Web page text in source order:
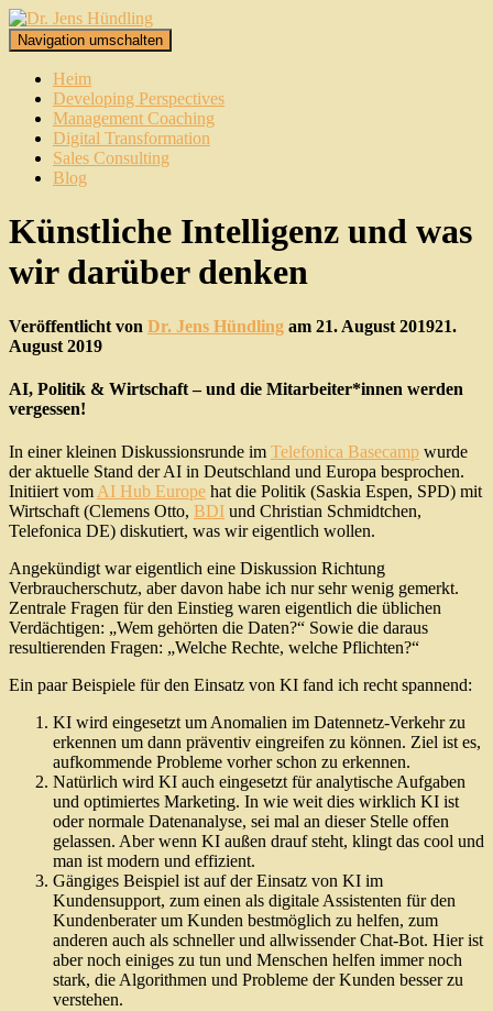
Navigation umschalten
Heim
Developing Perspectives
Management Coaching
Digital Transformation
Sales Consulting
Blog
Künstliche Intelligenz und was
wir darüber denken
Veröffentlicht von Dr. Jens Hündling am 21. August 201921.
August 2019
AI, Politik & Wirtschaft – und die Mitarbeiter*innen werden
vergessen!
In einer kleinen Diskussionsrunde im Telefonica Basecamp wurde
der aktuelle Stand der AI in Deutschland und Europa besprochen.
Initiiert vomAI Hub Europe hat die Politik (Saskia Espen, SPD) mit
Wirtschaft (Clemens Otto, BDI und Christian Schmidtchen,
Telefonica DE) diskutiert, was wir eigentlich wollen.
Angekündigt war eigentlich eine Diskussion Richtung
Verbraucherschutz, aber davon habe ich nur sehr wenig gemerkt.
Zentrale Fragen für den Einstieg waren eigentlich die üblichen
Verdächtigen: „Wem gehörten die Daten?“ Sowie die daraus
resultierenden Fragen: „Welche Rechte, welche Pflichten?“
Ein paar Beispiele für den Einsatz von KI fand ich recht spannend:
KI wird eingesetzt um Anomalien im Datennetz-Verkehr zu
erkennen um dann präventiv eingreifen zu können. Ziel ist es,
aufkommende Probleme vorher schon zu erkennen.
Natürlich wird KI auch eingesetzt für analytische Aufgaben
und optimiertes Marketing. In wie weit dies wirklich KI ist
oder normale Datenanalyse, sei mal an dieser Stelle offen
gelassen. Aber wenn KI außen drauf steht, klingt das cool und
man ist modern und effizient.
Gängiges Beispiel ist auf der Einsatz von KI im
Kundensupport, zum einen als digitale Assistenten für den
Kundenberater um Kunden bestmöglich zu helfen, zum
anderen auch als schneller und allwissender Chat-Bot. Hier ist
aber noch einiges zu tun und Menschen helfen immer noch
stark, die Algorithmen und Probleme der Kunden besser zu
verstehen.